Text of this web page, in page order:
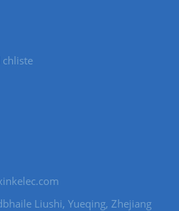
chliste
Liushi, Yueqing, Zhejiang